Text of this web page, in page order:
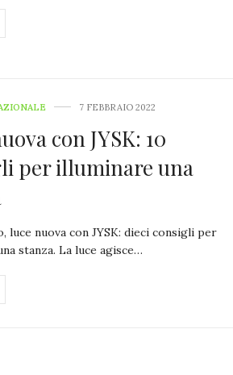
7 FEBBRAIO 2022
con JYSK: 10
per illuminare una
luce nuova con JYSK: dieci consigli per
stanza. La luce agisce…